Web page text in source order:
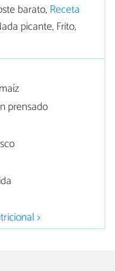
barato,Receta
picante, Frito,
prensado
>